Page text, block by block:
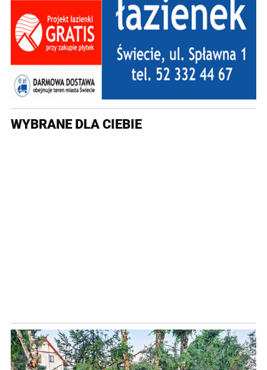
WYBRANE DLA CIEBIE